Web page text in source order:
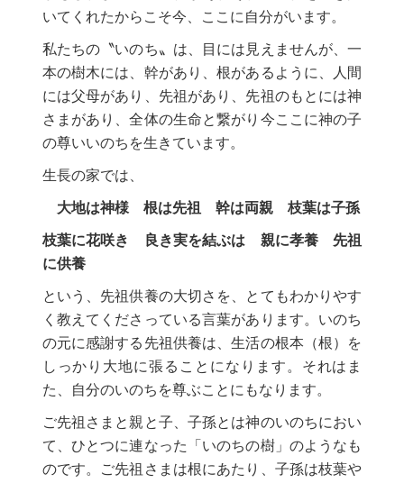
いてくれたからこそ今、ここに自分がいます。
私たちの〝いのち〟は、目には見えませんが、一
本の樹木には、幹があり、根があるように、人間
には父母があり、先祖があり、先祖のもとには神
さまがあり、全体の生命と繋がり今ここに神の子
の尊いいのちを生きています。
生長の家では、
大地は神様 根は先祖 幹は両親 枝葉は子孫
枝葉に花咲き 良き実を結ぶは 親に孝養 先祖
に供養
という、先祖供養の大切さを、とてもわかりやす
く教えてくださっている言葉があります。いのち
の元に感謝する先祖供養は、生活の根本（根）を
しっかり大地に張ることになります。それはま
た、自分のいのちを尊ぶことにもなります。
ご先祖さまと親と子、子孫とは神のいのちにおい
て、ひとつに連なった「いのちの樹」のようなも
のです。ご先祖さまは根にあたり、子孫は枝葉や